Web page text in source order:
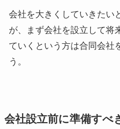
会社を大きくしていきたい
が、まず会社を設立して将
ていくという方は合同会社
う。
会社設立前に準備すべ